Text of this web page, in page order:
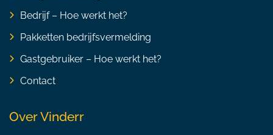
Bedrijf – Hoe werkt het?
Pakketten bedrijfsvermelding
Gastgebruiker – Hoe werkt het?
Contact
Over Vinderr